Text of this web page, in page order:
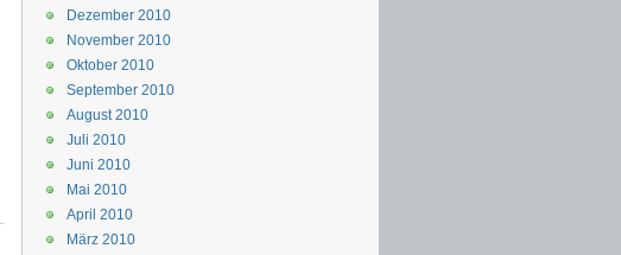
Dezember 2010
November 2010
Oktober 2010
September 2010
August 2010
Juli 2010
Juni 2010
Mai 2010
April 2010
März 2010